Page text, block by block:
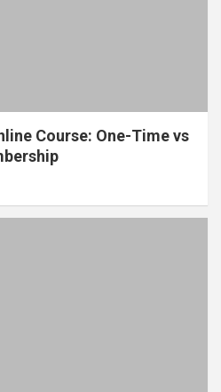
Course: One-Time vs